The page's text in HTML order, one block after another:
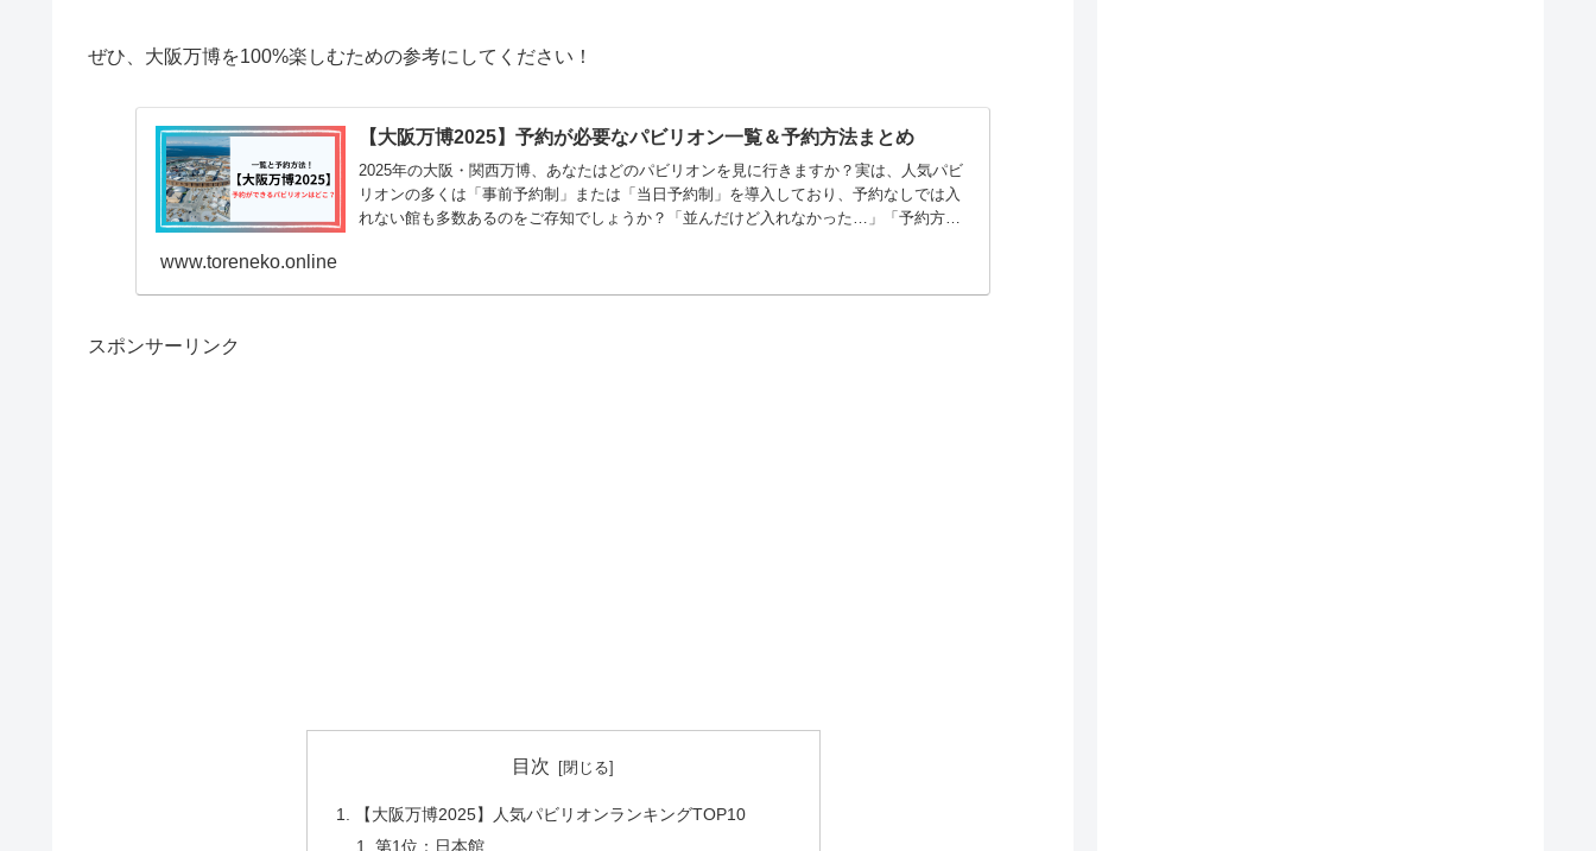
ぜひ、大阪万博を100%楽しむための参考にしてください！
【大阪万博2025】予約が必要なパビリオン一覧＆予約方法まとめ
2025年の大阪・関西万博、あなたはどのパビリオンを見に行きますか？実は、人気パビ
リオンの多くは「事前予約制」または「当日予約制」を導入しており、予約なしでは入
れない館も多数あるのをご存知でしょうか？「並んだけど入れなかった…」「予約方法
www.toreneko.online
スポンサーリンク
目次
【大阪万博2025】人気パビリオンランキングTOP10
第1位：日本館